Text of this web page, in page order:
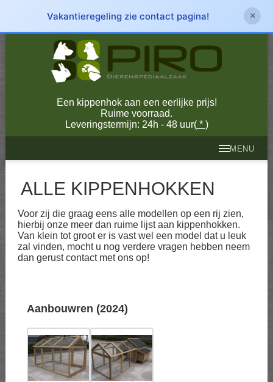
Vakantieregeling zie contact pagina! ×
Een kippenhok aan een eerlijke prijs!
Ruime voorraad.
Leveringstermijn: 24h - 48 uur(* )
MENU
ALLE KIPPENHOKKEN
Voor zij die graag eens alle modellen op een rij zien,
hierbij onze meer dan ruime lijst aan kippenhokken.
Van klein tot groot er is vast wel een model dat u leuk
zal vinden, mocht u nog verdere vragen hebben neem
dan gerust contact met ons op!
Aanbouwren (2024)